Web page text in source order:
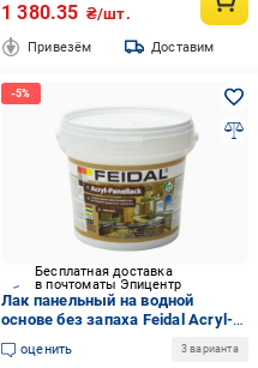
1 380.35 ₴/шт.
Привезём Доставим
Бесплатная доставка
в почтоматы Эпицентр
Лак панельный на водной
основе без запаха Feidal Acryl-
Panellack матовый 1 л
(2034870126)
оценить 3 варианта